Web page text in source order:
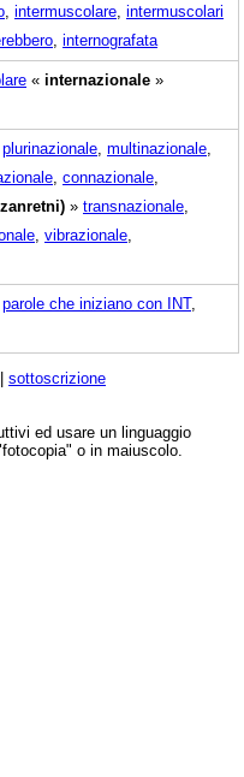
intermuscolare intermuscolari
internografata
« internazionale »
plurinazionale multinazionale
connazionale
» transnazionale
vibrazionale
parole che iniziano con INT,
| sottoscrizione
ed usare un linguaggio
o in maiuscolo.